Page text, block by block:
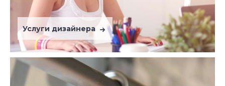
Услуги дизайнера